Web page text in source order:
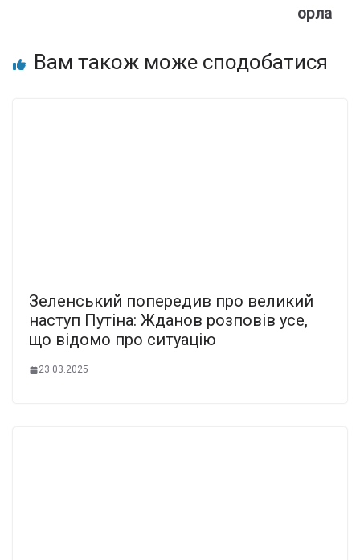
орла
Вам також може сподобатися
Зеленський попередив про великий
наступ Путіна: Жданов розповів усе,
що відомо про ситуацію
23.03.2025